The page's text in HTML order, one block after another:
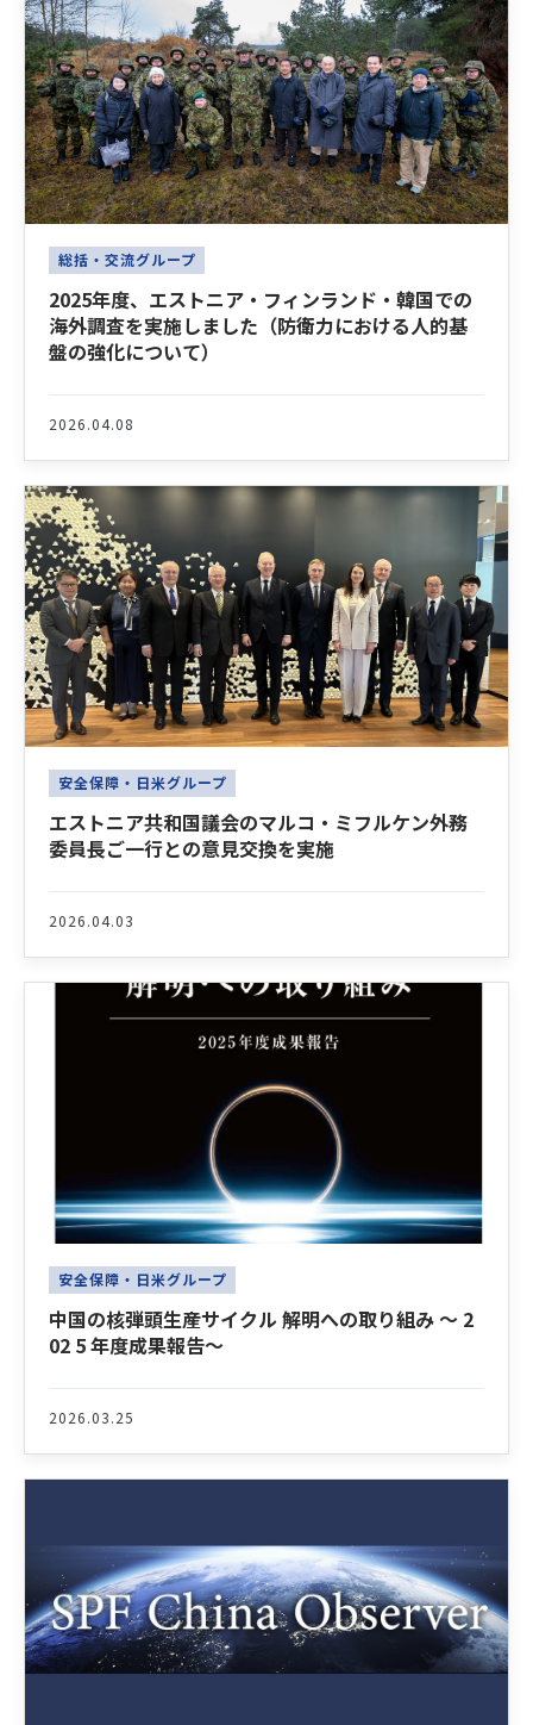
総括・交流グループ
2025年度、エストニア・フィンランド・韓国での
海外調査を実施しました（防衛力における人的基
盤の強化について）
2026.04.08
安全保障・日米グループ
エストニア共和国議会のマルコ・ミフルケン外務
委員長ご一行との意見交換を実施
2026.04.03
安全保障・日米グループ
中国の核弾頭生産サイクル 解明への取り組み ～ 2
02 5 年度成果報告～
2026.03.25